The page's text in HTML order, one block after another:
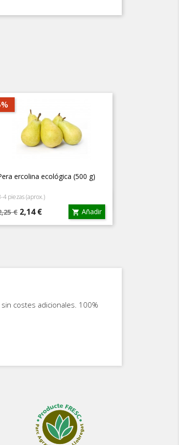
ercolina ecológica (500 g)
4 piezas (aprox.)
€ Precio
2,14 €  Añadir
Vista rápida
costes adicionales. 100%